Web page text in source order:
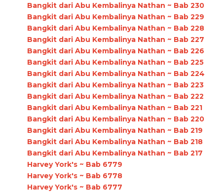
Bangkit dari Abu Kembalinya Nathan ~ Bab 230
Bangkit dari Abu Kembalinya Nathan ~ Bab 229
Bangkit dari Abu Kembalinya Nathan ~ Bab 228
Bangkit dari Abu Kembalinya Nathan ~ Bab 227
Bangkit dari Abu Kembalinya Nathan ~ Bab 226
Bangkit dari Abu Kembalinya Nathan ~ Bab 225
Bangkit dari Abu Kembalinya Nathan ~ Bab 224
Bangkit dari Abu Kembalinya Nathan ~ Bab 223
Bangkit dari Abu Kembalinya Nathan ~ Bab 222
Bangkit dari Abu Kembalinya Nathan ~ Bab 221
Bangkit dari Abu Kembalinya Nathan ~ Bab 220
Bangkit dari Abu Kembalinya Nathan ~ Bab 219
Bangkit dari Abu Kembalinya Nathan ~ Bab 218
Bangkit dari Abu Kembalinya Nathan ~ Bab 217
Harvey York's ~ Bab 6779
Harvey York's ~ Bab 6778
Harvey York's ~ Bab 6777